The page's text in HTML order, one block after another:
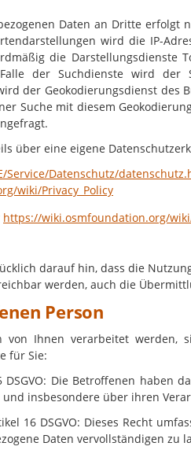
Daten an Dritte erfolgt
wird die IP-
die Darstellungsdienste
der Suchdienste wird der
der Geokodierungsdienst des
Suche mit diesem
über eine eigene
Service/Datenschutz/
wiki/Privacy_Policy
https://wiki.osmfoundation.org/
darauf hin, dass die
werden, auch die
Person
von Ihnen verarbeitet werden,
für Sie:
Die Betroffenen haben
insbesondere über ihren
16 DSGVO: Dieses Recht
Daten vervollständigen zu